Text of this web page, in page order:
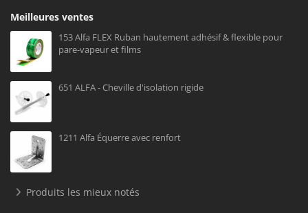
Meilleures ventes
153 Alfa FLEX Ruban hautement adhésif & flexible pour
pare-vapeur et films
651 ALFA - Cheville d'isolation rigide
1211 Alfa Équerre avec renfort
Produits les mieux notés